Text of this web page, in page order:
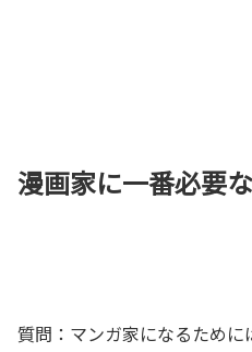
漫画家に一番必要
質問：マンガ家になるために